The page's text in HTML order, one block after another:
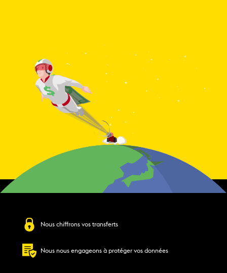
Nous chiffrons vos transferts
Nous nous engageons à protéger vos données